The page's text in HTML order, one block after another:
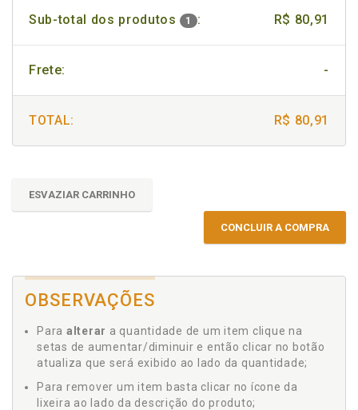
Sub-total dos produtos 1 : R$ 80,91
Frete: -
TOTAL: R$ 80,91
ESVAZIAR CARRINHO
CONCLUIR A COMPRA
OBSERVAÇÕES
Para alterar a quantidade de um item clique na
setas de aumentar/diminuir e então clicar no botão
atualiza que será exibido ao lado da quantidade;
Para remover um item basta clicar no ícone da
lixeira ao lado da descrição do produto;